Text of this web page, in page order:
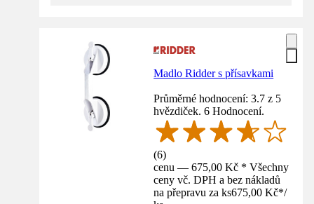
Madlo Ridder s přísavkami
Průměrné hodnocení: 3.7 z 5
hvězdiček. 6 Hodnocení.
(6)
cenu — 675,00 Kč * Všechny
ceny vč. DPH a bez nákladů
na přepravu za ks675,00 Kč*/